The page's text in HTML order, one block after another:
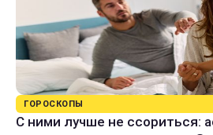
ГОРОСКОПЫ
С ними лучше не ссориться: